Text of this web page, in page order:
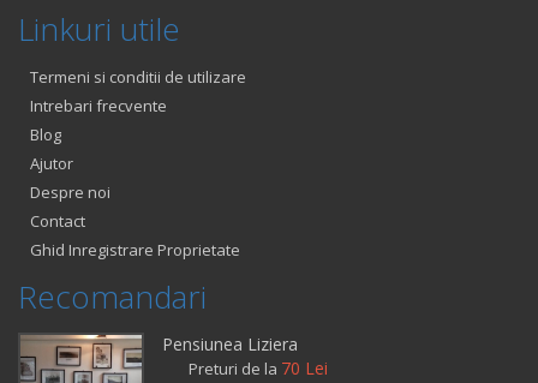
Linkuri utile
Termeni si conditii de utilizare
Intrebari frecvente
Blog
Ajutor
Despre noi
Contact
Ghid Inregistrare Proprietate
Recomandari
Pensiunea Liziera
Preturi de la 70 Lei